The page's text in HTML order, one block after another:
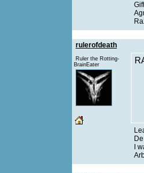
rulerofdeath
Ruler the Rotting-
BrainEater
I